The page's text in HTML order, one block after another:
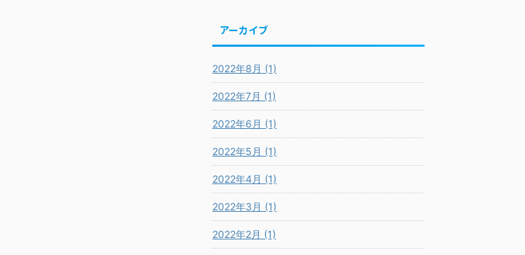
アーカイブ
2022年8月 (1)
2022年7月 (1)
2022年6月 (1)
2022年5月 (1)
2022年4月 (1)
2022年3月 (1)
2022年2月 (1)